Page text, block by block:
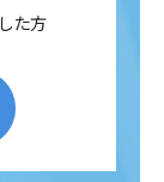
した方